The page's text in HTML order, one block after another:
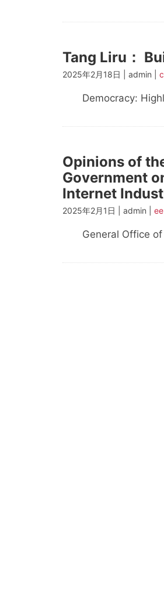
Tang Liru：
2025年2月18日 | admin |
Democracy:
Opinions of
Government
Internet
2025年2月1日 | admin | ee
General Office of